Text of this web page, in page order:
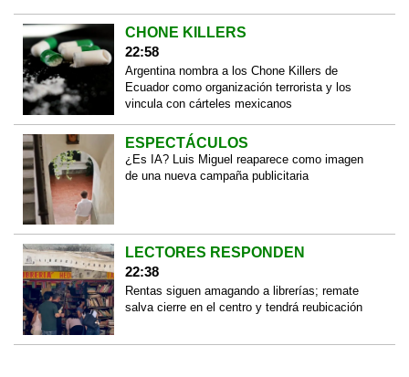
CHONE KILLERS
22:58
Argentina nombra a los Chone Killers de
Ecuador como organización terrorista y los
vincula con cárteles mexicanos
ESPECTÁCULOS
¿Es IA? Luis Miguel reaparece como imagen
de una nueva campaña publicitaria
LECTORES RESPONDEN
22:38
Rentas siguen amagando a librerías; remate
salva cierre en el centro y tendrá reubicación